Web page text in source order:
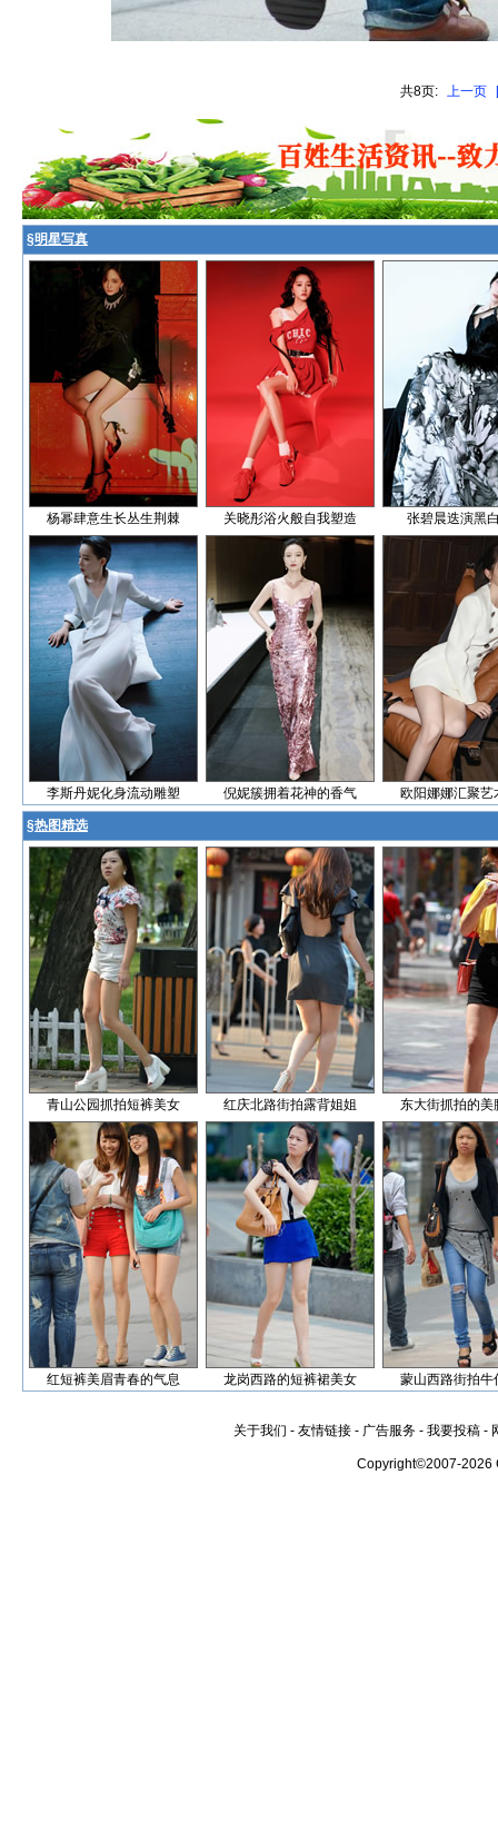
共8页: 上一页
§明星写真
杨幂肆意生长丛生荆棘 关晓彤浴火般自我塑造 张碧晨迭演黑
李斯丹妮化身流动雕塑 倪妮簇拥着花神的香气 欧阳娜娜汇聚艺
§热图精选
青山公园抓拍短裤美女 红庆北路街拍露背姐姐 东大街抓拍的美
红短裤美眉青春的气息 龙岗西路的短裤裙美女 蒙山西路街拍牛
关于我们 - 友情链接 - 广告服务 - 我要投稿 -
Copyright©2007-2026